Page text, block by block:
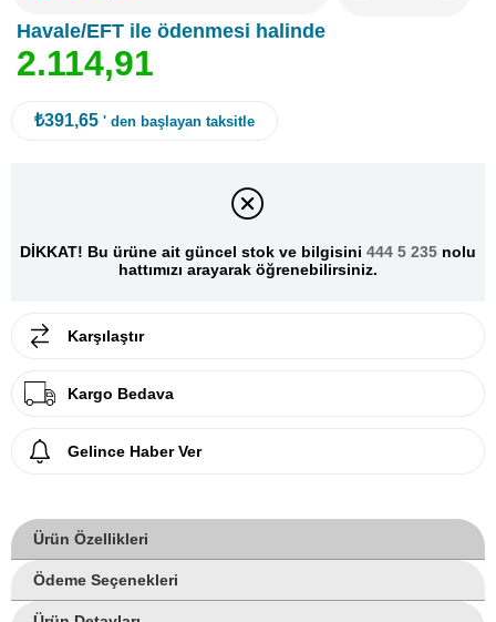
Havale/EFT ile ödenmesi halinde
2.114,91
₺391,65 ' den başlayan taksitle
DİKKAT! Bu ürüne ait güncel stok ve bilgisini 444 5 235 nolu
hattımızı arayarak öğrenebilirsiniz.
Karşılaştır
Kargo Bedava
Gelince Haber Ver
Ürün Özellikleri
Ödeme Seçenekleri